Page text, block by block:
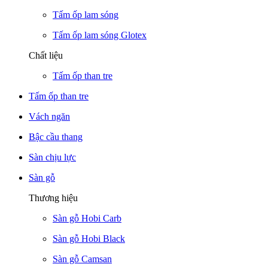
Tấm ốp lam sóng
Tấm ốp lam sóng Glotex
Chất liệu
Tấm ốp than tre
Tấm ốp than tre
Vách ngăn
Bậc cầu thang
Sàn chịu lực
Sàn gỗ
Thương hiệu
Sàn gỗ Hobi Carb
Sàn gỗ Hobi Black
Sàn gỗ Camsan